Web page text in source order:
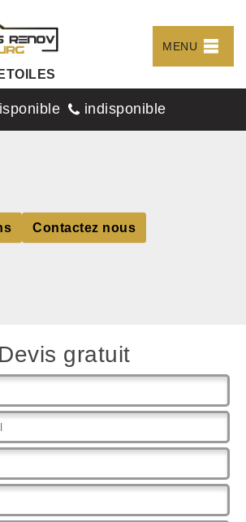
MENU
indisponible
Contactez nous
Devis gratuit